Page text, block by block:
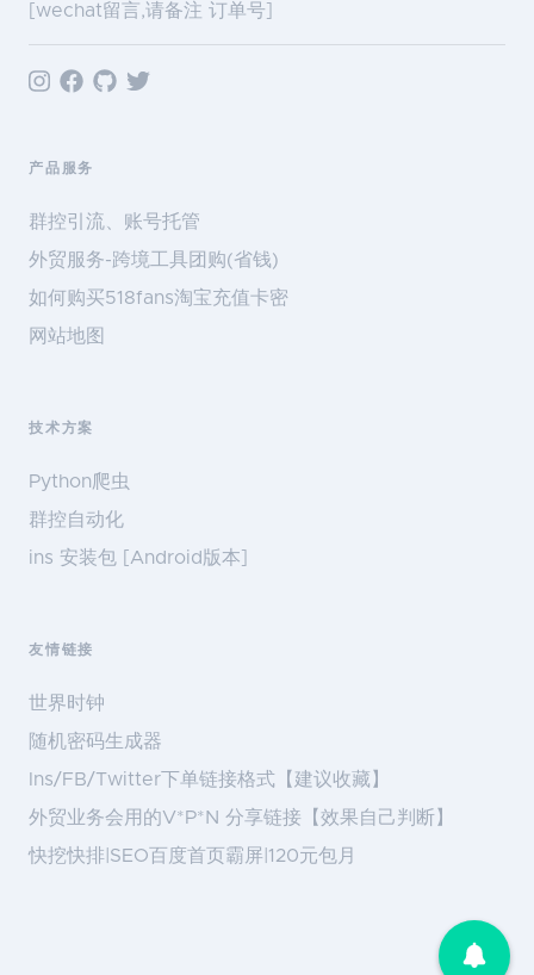
[wechat留言,请备注 订单号]
产品服务
群控引流、账号托管
外贸服务-跨境工具团购(省钱)
如何购买518fans淘宝充值卡密
网站地图
技术方案
Python爬虫
群控自动化
ins 安装包 [Android版本]
友情链接
世界时钟
随机密码生成器
Ins/FB/Twitter下单链接格式【建议收藏】
外贸业务会用的V*P*N 分享链接【效果自己判断】
快挖快排|SEO百度首页霸屏|120元包月